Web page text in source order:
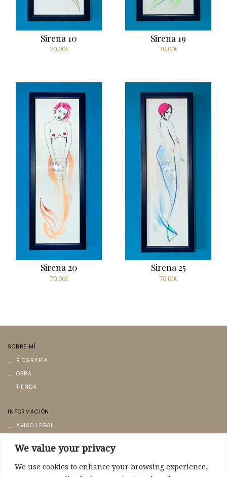
We value your privacy
We use cookies to enhance your browsing experience,
Sirena 10
70,00€
Sirena 19
70,00€
Sirena 20
70,00€
Sirena 25
70,00€
SOBRE MÍ
BIOGRAFÍA
OBRA
TIENDA
INFORMACIÓN
AVISO LEGAL
POLÍTICA DE COOKIES